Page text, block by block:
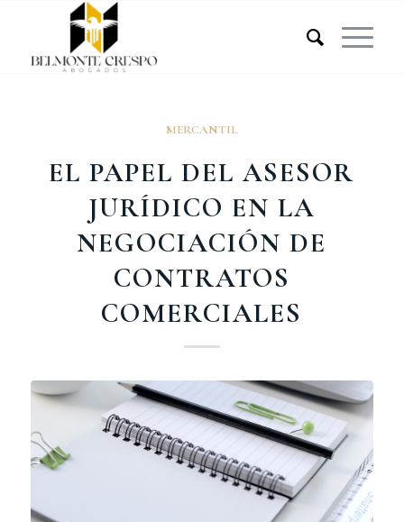
MERCANTIL
EL PAPEL DEL ASESOR
JURÍDICO EN LA
NEGOCIACIÓN DE
CONTRATOS
COMERCIALES